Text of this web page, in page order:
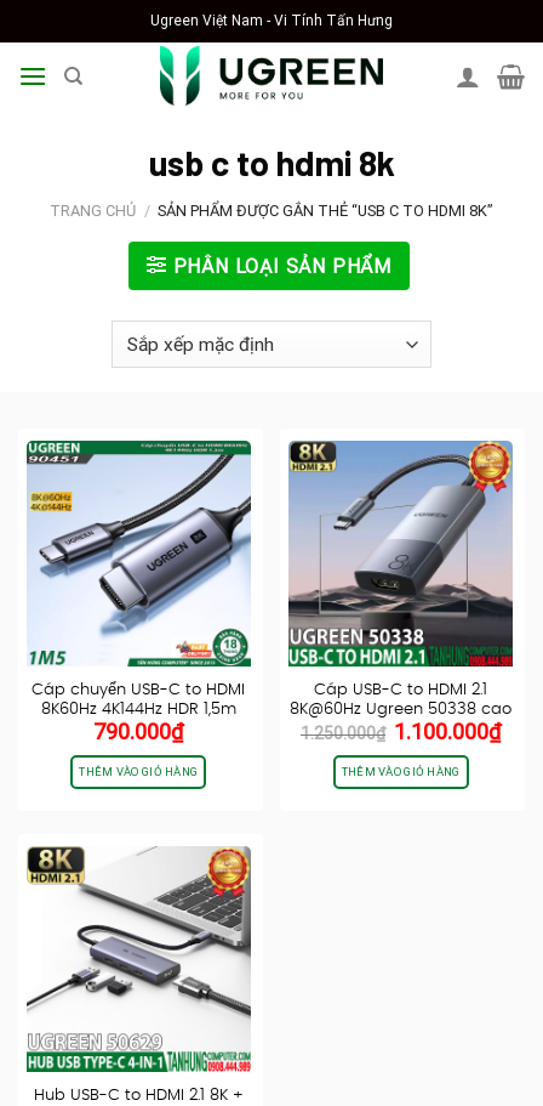
to
content
Ugreen Việt Nam - Vi Tính Tấn Hưng
usb c to hdmi 8k
TRANG CHỦ / SẢN PHẨM ĐƯỢC GẮN THẺ “USB C TO HDMI 8K”
PHÂN LOẠI SẢN PHẨM
Cáp chuyển USB-C to HDMI
8K60Hz 4K144Hz HDR 1,5m
Ugreen…
790.000₫
THÊM VÀO GIỎ HÀNG
Cáp USB-C to HDMI 2.1
8K@60Hz Ugreen 50338 cao
cấp…
1.250.000₫ Giá
gốc
là:
1.250.000₫.
1.100.000₫Giá
THÊM VÀO GIỎ HÀNG
Hub USB-C to HDMI 2.1 8K +